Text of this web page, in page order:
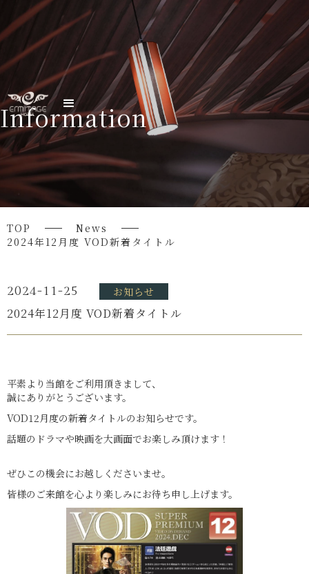
Information
TOP
News
2024年12月度 VOD新着タイトル
2024-11-25 お知らせ
2024年12月度 VOD新着タイトル
平素より当館をご利用頂きまして、
誠にありがとうございます。
VOD12月度の新着タイトルのお知らせです。
話題のドラマや映画を大画面でお楽しみ頂けます！
ぜひこの機会にお越しくださいませ。
皆様のご来館を心より楽しみにお待ち申し上げます。